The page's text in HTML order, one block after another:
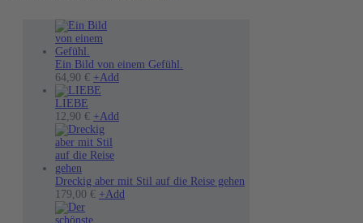
Ein Bild von einem Gefühl.
64,90 € +Add
können
auf
LIEBE
12,90 € +Add
Dreckig aber mit Stil auf die Reise gehen
179,00 € +Add